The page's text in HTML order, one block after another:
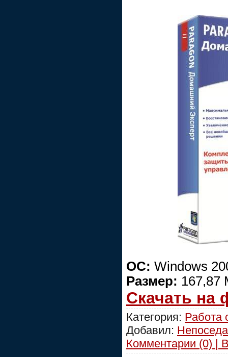
ОС: Windows
Размер: 167,87
Скачать на
Категория: Работа
Добавил: Непоседа
Комментарии (0) |